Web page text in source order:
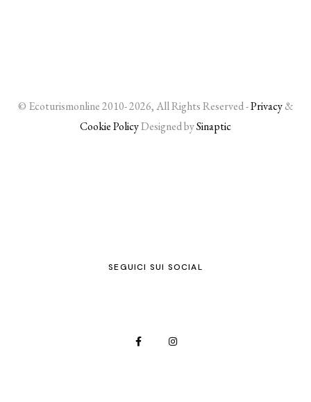
© Ecoturismonline 2010- 2026, All Rights Reserved -Privacy&
Cookie PolicyDesigned bySinaptic
SEGUICI SUI SOCIAL